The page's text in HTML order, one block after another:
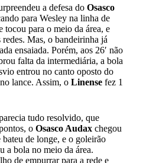
a defesa do Osasco
para Wesley na linha de
para o meio da área, e
Mas, o bandeirinha já
ensaiada. Porém, aos 26′ não
falta da intermediária, a bola
entrou no canto oposto do
lance. Assim, o Linense fez 1
tudo resolvido, que
o Osasco Audax chegou
de longe, e o goleirão
a bola no meio da área.
de empurrar para a rede e